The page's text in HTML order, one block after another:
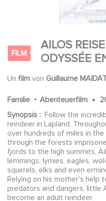
FILM
AILOS
ODYSSÉE
Un film von Guillaume
Familie . Abenteuerfilm
Synopsis : Follow the
reindeer in Lapland.
over hundreds of miles in
through the forests
fjords to the high summits,
lemmings, lynxes, eagles,
squirrels, elks and even
Relying on his mother's help
predators and dangers, little
become an adult reindeer.